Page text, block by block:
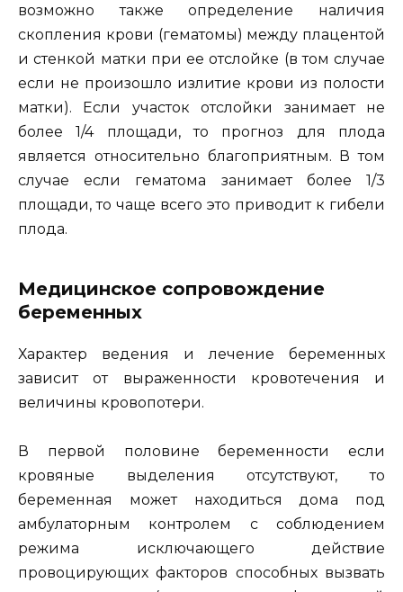
возможно также определение наличия
скопления крови (гематомы) между плацентой
и стенкой матки при ее отслойке (в том случае
если не произошло излитие крови из полости
матки). Если участок отслойки занимает не
более 1/4 площади, то прогноз для плода
является относительно благоприятным. В том
случае если гематома занимает более 1/3
площади, то чаще всего это приводит к гибели
плода.
Медицинское сопровождение
беременных
Характер ведения и лечение беременных
зависит от выраженности кровотечения и
величины кровопотери.
В первой половине беременности если
кровяные выделения отсутствуют, то
беременная может находиться дома под
амбулаторным контролем с соблюдением
режима исключающего действие
провоцирующих факторов способных вызвать